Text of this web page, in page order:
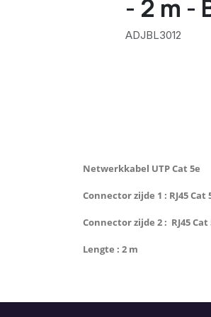
- 2 m -
ADJBL3012
Netwerkkabel UTP Cat 5e
Connector zijde 1 : RJ45 Cat
Connector zijde 2 : RJ45 Cat
Lengte : 2 m